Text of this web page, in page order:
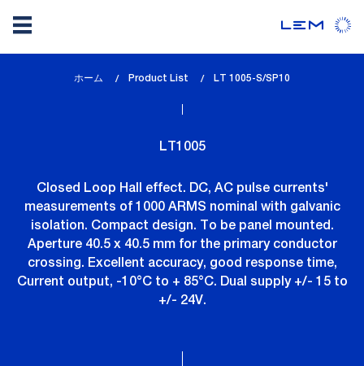
ホーム Product List
lem_current_page
LT 1005-S/SP10
LT1005
Closed Loop Hall effect. DC, AC pulse currents'
measurements of 1000 ARMS nominal with galvanic
isolation. Compact design. To be panel mounted.
Aperture 40.5 x 40.5 mm for the primary conductor
crossing. Excellent accuracy, good response time,
Current output, -10°C to + 85°C. Dual supply +/- 15 to
+/- 24V.